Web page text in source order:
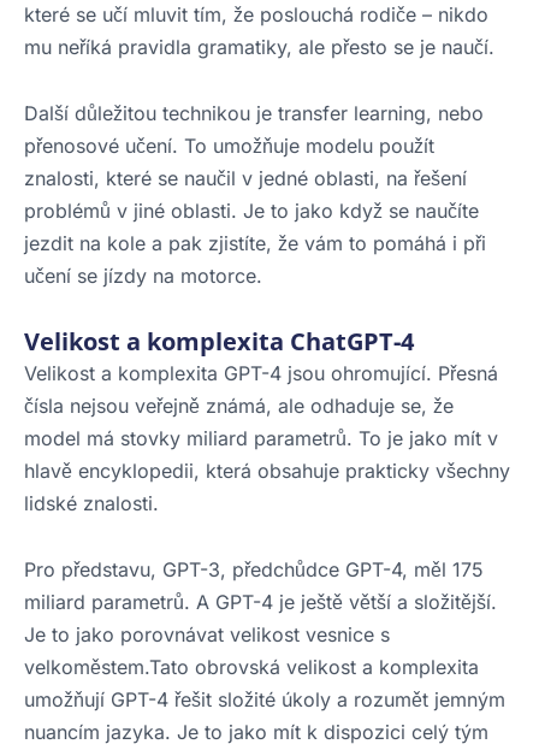
které se učí mluvit tím, že poslouchá rodiče – nikdo
mu neříká pravidla gramatiky, ale přesto se je naučí.
Další důležitou technikou je transfer learning, nebo
přenosové učení. To umožňuje modelu použít
znalosti, které se naučil v jedné oblasti, na řešení
problémů v jiné oblasti. Je to jako když se naučíte
jezdit na kole a pak zjistíte, že vám to pomáhá i při
učení se jízdy na motorce.
Velikost a komplexita ChatGPT-4
Velikost a komplexita GPT-4 jsou ohromující. Přesná
čísla nejsou veřejně známá, ale odhaduje se, že
model má stovky miliard parametrů. To je jako mít v
hlavě encyklopedii, která obsahuje prakticky všechny
lidské znalosti.
Pro představu, GPT-3, předchůdce GPT-4, měl 175
miliard parametrů. A GPT-4 je ještě větší a složitější.
Je to jako porovnávat velikost vesnice s
velkoměstem.Tato obrovská velikost a komplexita
umožňují GPT-4 řešit složité úkoly a rozumět jemným
nuancím jazyka. Je to jako mít k dispozici celý tým